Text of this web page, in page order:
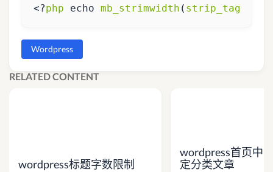
<?php echo mb_strimwidth ( strip_tags
Wordpress
RELATED CONTENT
wordpress标题字数限制
wordpress首页中
定分类文章